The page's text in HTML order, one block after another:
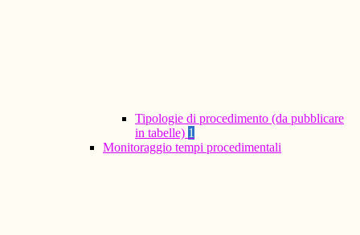
Tipologie di procedimento (da pubblicare
in tabelle) 1
Monitoraggio tempi procedimentali